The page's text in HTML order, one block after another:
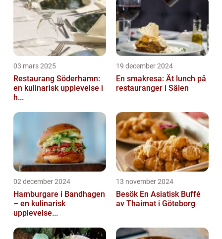
03 mars 2025
Restaurang Söderhamn:
en kulinarisk upplevelse i
h...
19 december 2024
En smakresa: Ät lunch på
restauranger i Sälen
02 december 2024
Hamburgare i Bandhagen
– en kulinarisk
upplevelse...
13 november 2024
Besök En Asiatisk Buffé
av Thaimat i Göteborg